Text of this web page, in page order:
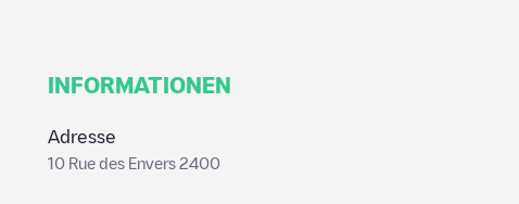
INFORMATIONEN
Adresse
10 Rue des Envers 2400